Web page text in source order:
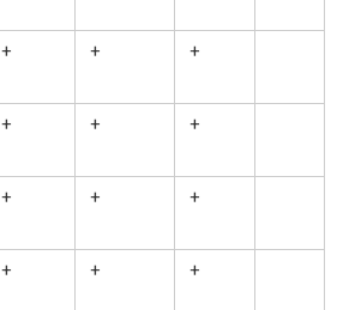
+ + +
+ + +
+ + +
+ + +